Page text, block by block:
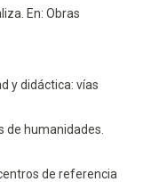
En: Obras
y didáctica: vías
de humanidades.
de referencia